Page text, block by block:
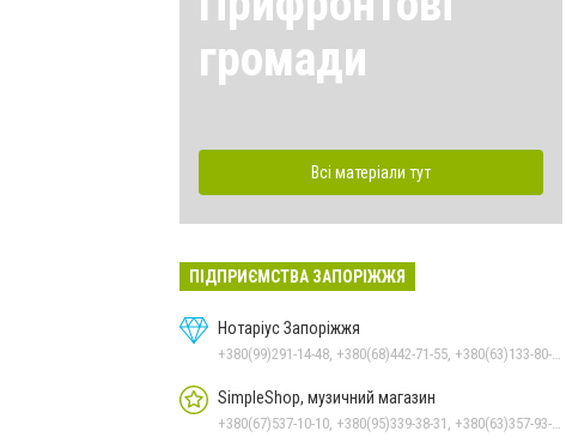
громади
Всі матеріали тут
ПІДПРИЄМСТВА ЗАПОРІЖЖЯ
Нотаріус Запоріжжя
SimpleShop, музичний магазин